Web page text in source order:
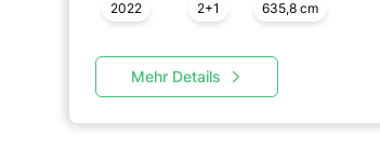
2022 2+1 635,8 cm
Mehr Details